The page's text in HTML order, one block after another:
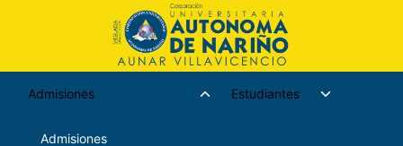
Admisiones
Admisiones
Estudiantes